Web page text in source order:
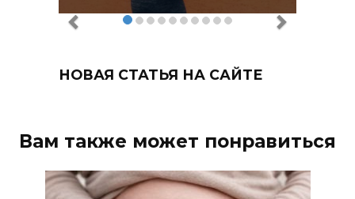
НОВАЯ СТАТЬЯ НА САЙТЕ
Вам также может понравиться